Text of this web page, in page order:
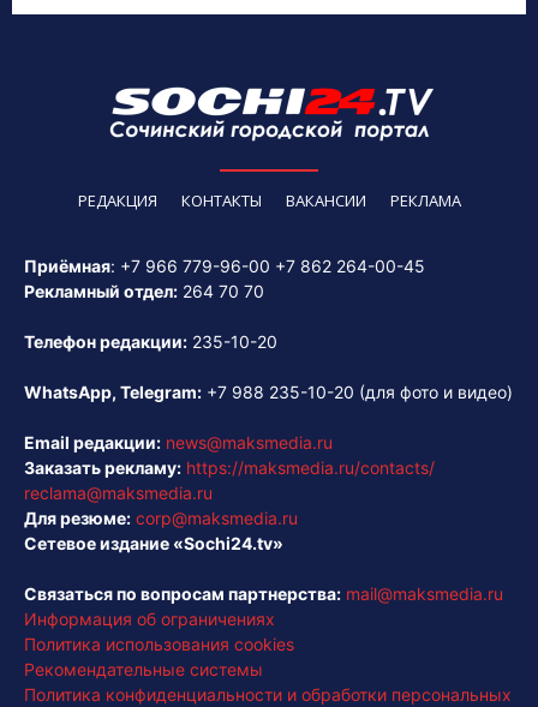
РЕДАКЦИЯ КОНТАКТЫ ВАКАНСИИ РЕКЛАМА
Приёмная: +7 966 779-96-00 +7 862 264-00-45
Рекламный отдел: 264 70 70
Телефон редакции: 235-10-20
WhatsApp, Telegram: +7 988 235-10-20 (для фото и видео)
Email редакции: news@maksmedia.ru
Заказать рекламу: https://maksmedia.ru/contacts/
reclama@maksmedia.ru
Для резюме: corp@maksmedia.ru
Сетевое издание «Sochi24.tv»
Связаться по вопросам партнерства: mail@maksmedia.ru
Информация об ограничениях
Политика использования cookies
Рекомендательные системы
Политика конфиденциальности и обработки персональных